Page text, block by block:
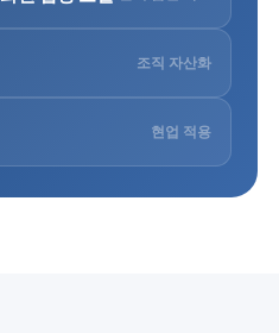
조직 자산화
현업 적용